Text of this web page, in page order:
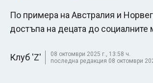
По примера на Австралия и
достъпа на децата до
Клуб 'Z'
08 октомври 2025 г., 13:58 ч.
последна редакция 08 октомври